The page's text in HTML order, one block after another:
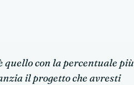
quello con la percentuale più
il progetto che avresti